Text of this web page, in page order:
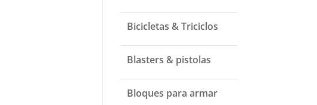
Bicicletas & Triciclos
Blasters & pistolas
Bloques para armar